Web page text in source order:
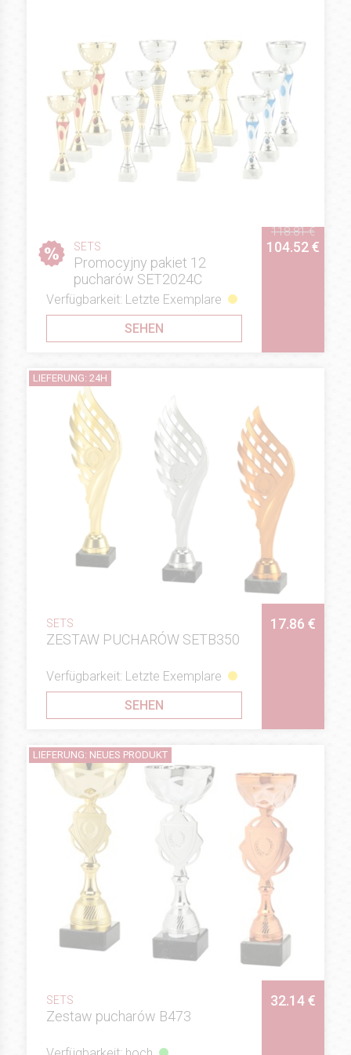
SETS
Promocyjny pakiet 12
pucharów SET2024C
118.81 €
104.52 €
Verfügbarkeit: Letzte Exemplare
SEHEN
SETS
ZESTAW PUCHARÓW SETB350
17.86 €
Verfügbarkeit: Letzte Exemplare
SEHEN
LIEFERUNG: 24H
SETS
Zestaw pucharów B473
32.14 €
LIEFERUNG: NEUES PRODUKT